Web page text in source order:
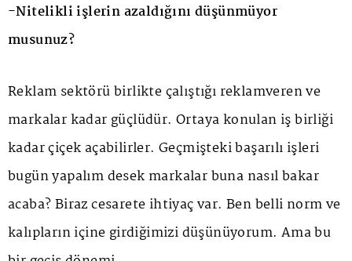
-Nitelikli işlerin azaldığını düşünmüyor
musunuz?
Reklam sektörü birlikte çalıştığı reklamveren ve
markalar kadar güçlüdür. Ortaya konulan iş birliği
kadar çiçek açabilirler. Geçmişteki başarılı işleri
bugün yapalım desek markalar buna nasıl bakar
acaba? Biraz cesarete ihtiyaç var. Ben belli norm ve
kalıpların içine girdiğimizi düşünüyorum. Ama bu